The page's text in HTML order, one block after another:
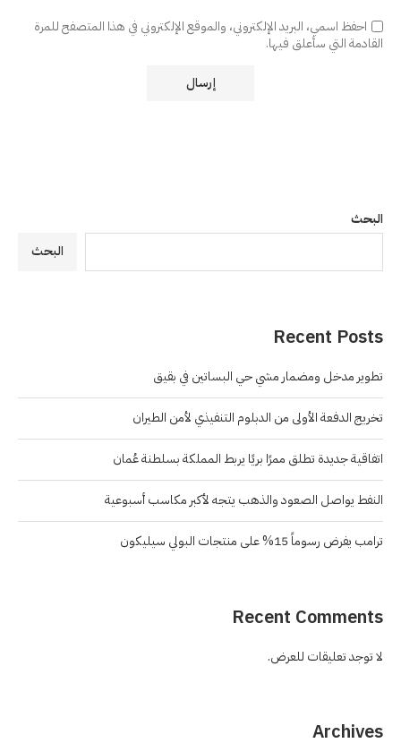
احفظ اسمي، البريد الإلكتروني، والموقع الإلكتروني في هذا المتصفح للمرة
القادمة التي سأعلق فيها.
البحث
البحث
Recent Posts
تطوير مدخل ومضمار مشي حي البساتين في بقيق
تخريج الدفعة الأولى من الدبلوم التنفيذي لأمن الطيران
اتفاقية جديدة تطلق ممرًا بريًا يربط المملكة بسلطنة عُمان
النفط يواصل الصعود والذهب يتجه لأكبر مكاسب أسبوعية
ترامب يفرض رسوماً 15% على منتجات البولي سيليكون
Recent Comments
لا توجد تعليقات للعرض.
Archives